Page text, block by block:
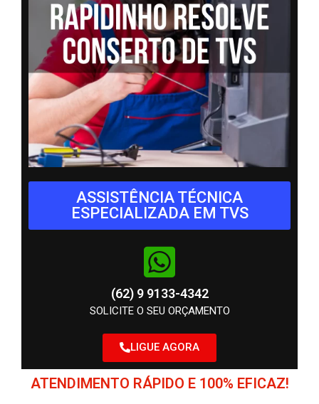
ASSISTÊNCIA TÉCNICA
ESPECIALIZADA EM TVS
(62) 9 9133-4342
SOLICITE O SEU ORÇAMENTO
LIGUE AGORA
ATENDIMENTO RÁPIDO E 100% EFICAZ!